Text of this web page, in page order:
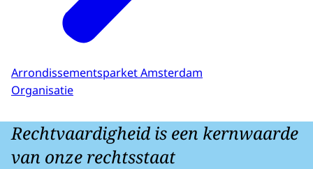
Arrondissementsparket Amsterdam
Organisatie
Rechtvaardigheid is een kernwaarde
van onze rechtsstaat